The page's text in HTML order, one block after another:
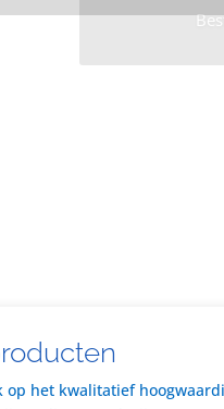
het kwalitatief